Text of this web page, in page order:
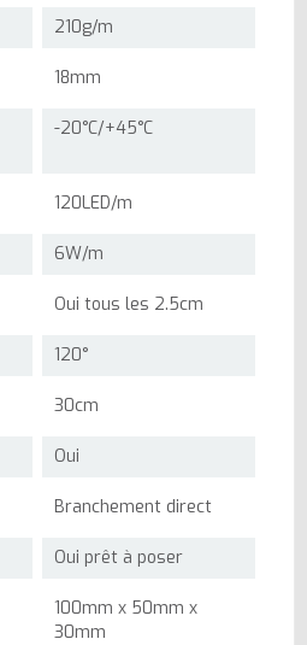
210g/m
18mm
-20°C/+45°C
120LED/m
6W/m
Oui tous les 2.5cm
120°
30cm
Oui
Branchement direct
Oui prêt à poser
100mm x 50mm x
30mm